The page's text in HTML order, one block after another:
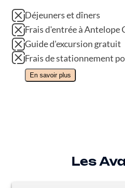
Déjeuners et dîners
Frais d'entrée à Antelope
Guide d'excursion gratuit
Frais de stationnement
En savoir plus
Les